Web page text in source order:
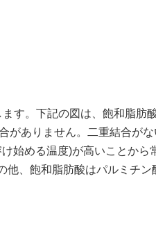
す。下記の図は、飽和脂肪
がありません。二重結合がな
始める温度)が高いことから
他、飽和脂肪酸はパルミチン